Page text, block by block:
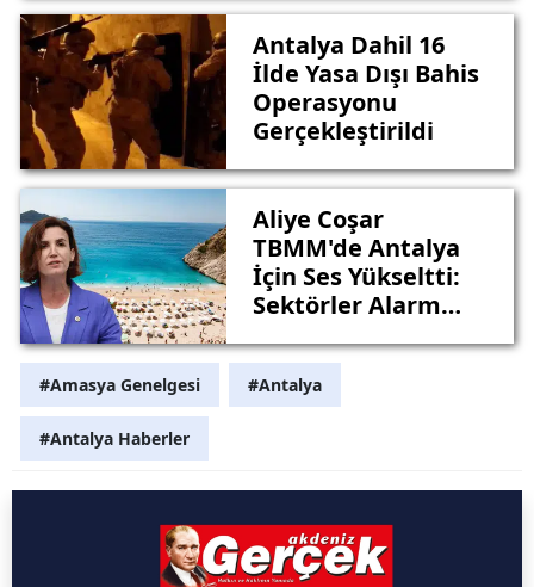
Antalya Dahil 16
İlde Yasa Dışı Bahis
Operasyonu
Gerçekleştirildi
Aliye Coşar
TBMM'de Antalya
İçin Ses Yükseltti:
Sektörler Alarm
#Amasya Genelgesi #Antalya
#Antalya Haberler